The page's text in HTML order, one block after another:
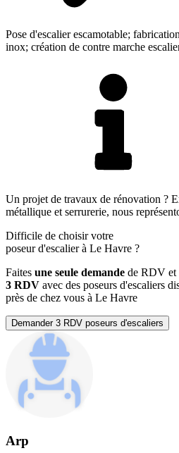
Pose d'escalier escamotable;
inox; création de contre marche
Un projet de travaux de rénovation ?
métallique et serrurerie, nous
Difficile de choisir votre
poseur d'escalier à Le Havre ?
Faites une seule demande de RDV et
3 RDV avec des poseurs d'escaliers
près de chez vous à Le Havre
Demander 3 RDV poseurs d'escaliers
Arp